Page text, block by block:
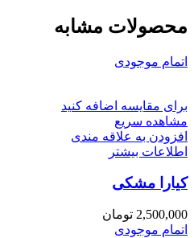
محصولات مشابه
اتمام موجودی
برای مقایسه اضافه کنید
مشاهده سریع
افزودن به علاقه مندی
اطلاعات بیشتر
کیارا مشکی
2,500,000 تومان
اتمام موجودی